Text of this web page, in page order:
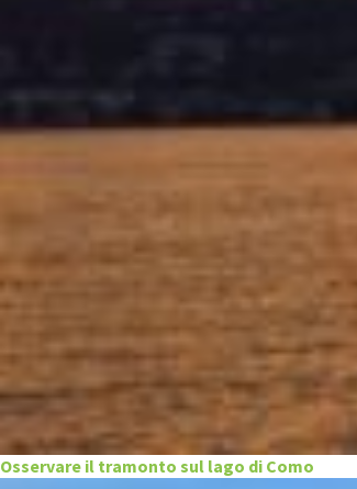
Osservare il tramonto sul lago di Como